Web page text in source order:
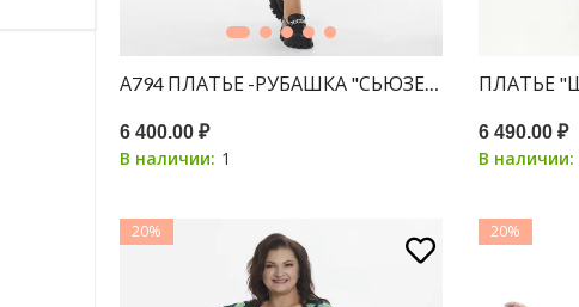
А794 ПЛАТЬЕ -РУБАШКА "СЬЮЗЕН" КАРАМЕЛЬ
6 400.00 ₽
В наличии: 1
ПЛАТЬЕ
6 490.00 ₽
В наличии:
20% 20%